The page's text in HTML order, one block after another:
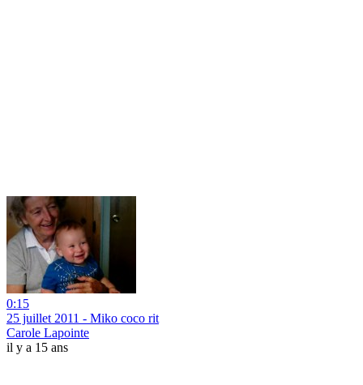
0:15
25 juillet 2011 - Miko coco rit
Carole Lapointe
il y a 15 ans